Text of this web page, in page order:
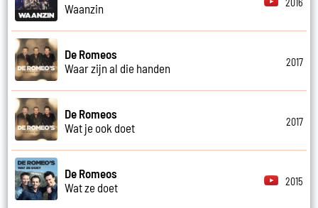
Waanzin
De Romeos
Waar zijn al die handen
2017
De Romeos
Wat je ook doet
2017
De Romeos
Wat ze doet
2015